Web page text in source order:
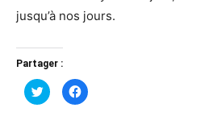
jusqu’à nos jours.
Partager :
Cliquez
pour
partager
Cliquez
pour